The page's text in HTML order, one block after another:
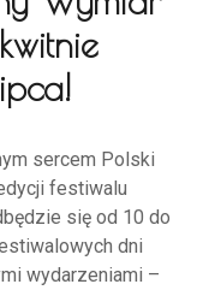
sercem Polski
festiwalu
się od 10 do
dni
wydarzeniami –